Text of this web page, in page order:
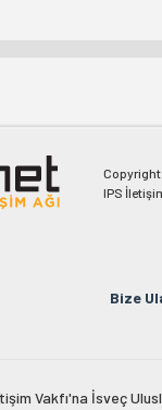
Copyright
IPS
Bize
Vakfı'na İsveç